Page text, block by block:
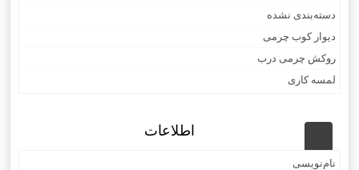
دسته‌بندی نشده
دیوار کوب چرمی
روکش چرمی درب
لمسه کاری
اطلاعات
نام‌نویسی